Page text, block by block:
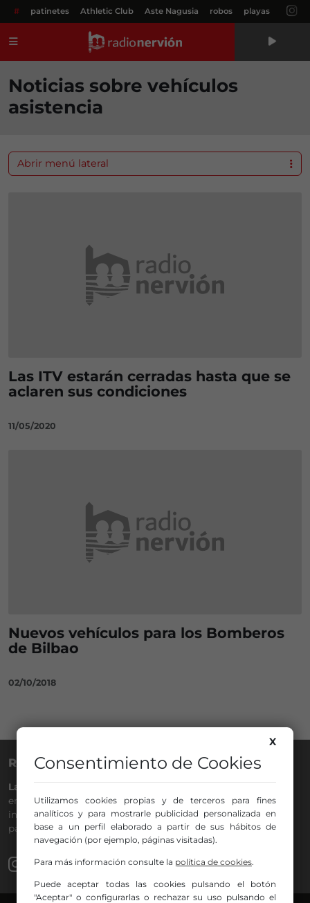
# patinetes Athletic Club Aste Nagusia robos playas
Noticias sobre vehículos
asistencia
Las ITV estarán cerradas hasta que se
aclaren sus condiciones
11/05/2020
Nuevos vehículos para los Bomberos
de Bilbao
02/10/2018
Abrir menú lateral
RADIO NERVIÓN
La Gran Familia
emisora de Bilbao para todos los públicos, con Más Música,
información a menos cinco, deportes, tráfico y la
participación de los oyentes.
X
Consentimiento de Cookies
Utilizamos cookies propias y de terceros para fines
analíticos y para mostrarle publicidad personalizada en
base a un perfil elaborado a partir de sus hábitos de
navegación (por ejemplo, páginas visitadas).
Para más información consulte la política de cookies.
Puede aceptar todas las cookies pulsando el botón
"Aceptar" o configurarlas o rechazar su uso pulsando el